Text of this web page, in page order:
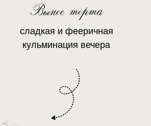
Вынос торта
сладкая и фееричная
кульминация вечера